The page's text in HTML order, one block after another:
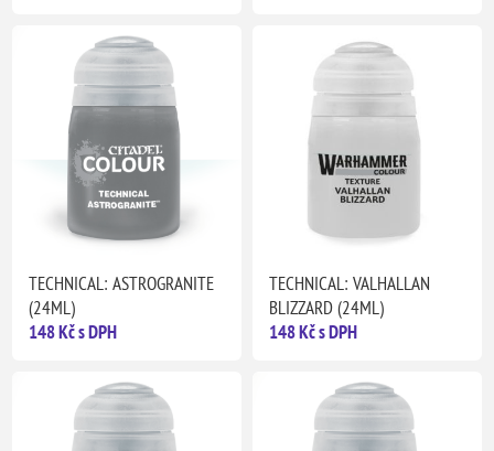
TECHNICAL: ASTROGRANITE
(24ML)
148 Kč s DPH
TECHNICAL: VALHALLAN
BLIZZARD (24ML)
148 Kč s DPH